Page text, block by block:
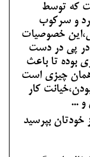
که توسط
و سرکوب
خصوصیات
در پی در دست
بوده تا باعث
چیزی است
کار
و ...
خودتان بپرسید